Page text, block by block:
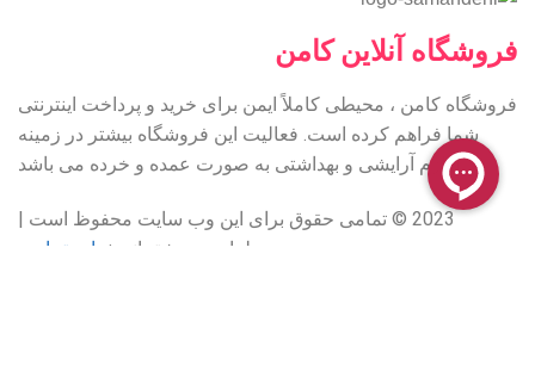
فروشگاه آنلاین کامن
فروشگاه کامن ، محیطی کاملاً ایمن برای خرید و پرداخت اینترنتی
شما فراهم کرده است. فعالیت این فروشگاه بیشتر در زمینه
لوازم آرایشی و بهداشتی به صورت عمده و خرده می باشد
2023 © تمامی حقوق برای این وب سایت محفوظ است |
طراحی و پشتیبانی :
داده تجارت